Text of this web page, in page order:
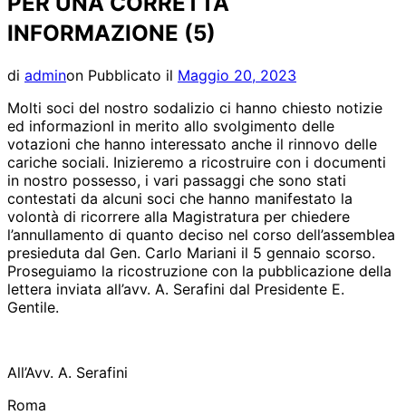
INFORMAZIONE (5)
di adminon Pubblicato il Maggio 20, 2023
Molti soci del nostro sodalizio ci hanno chiesto notizie
ed informazionI in merito allo svolgimento delle
votazioni che hanno interessato anche il rinnovo delle
cariche sociali. Inizieremo a ricostruire con i documenti
in nostro possesso, i vari passaggi che sono stati
contestati da alcuni soci che hanno manifestato la
volontà di ricorrere alla Magistratura per chiedere
l’annullamento di quanto deciso nel corso dell’assemblea
presieduta dal Gen. Carlo Mariani il 5 gennaio scorso.
Proseguiamo la ricostruzione con la pubblicazione della
lettera inviata all’avv. A. Serafini dal Presidente E.
Gentile.
All’Avv. A. Serafini
Roma